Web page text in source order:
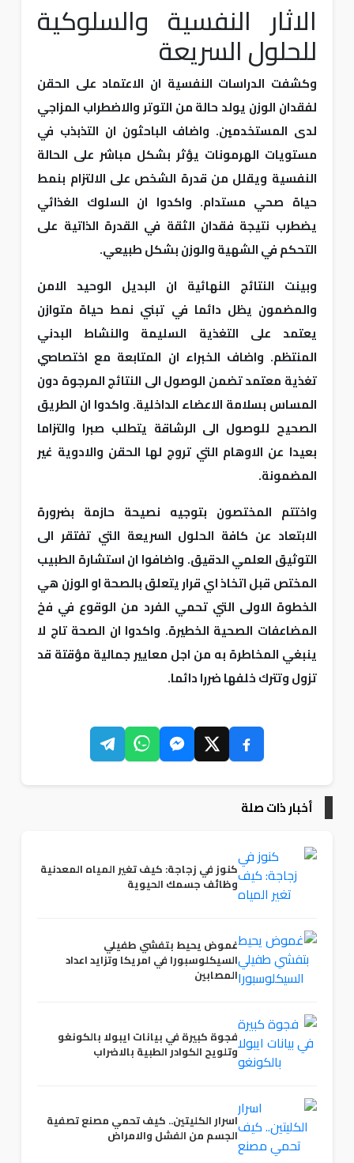
الاثار النفسية والسلوكية
للحلول السريعة
وكشفت الدراسات النفسية ان الاعتماد على الحقن
لفقدان الوزن يولد حالة من التوتر والاضطراب المزاجي
لدى المستخدمين. واضاف الباحثون ان التذبذب في
مستويات الهرمونات يؤثر بشكل مباشر على الحالة
النفسية ويقلل من قدرة الشخص على الالتزام بنمط
حياة صحي مستدام. واكدوا ان السلوك الغذائي
يضطرب نتيجة فقدان الثقة في القدرة الذاتية على
التحكم في الشهية والوزن بشكل طبيعي.
وبينت النتائج النهائية ان البديل الوحيد الامن
والمضمون يظل دائما في تبني نمط حياة متوازن
يعتمد على التغذية السليمة والنشاط البدني
المنتظم. واضاف الخبراء ان المتابعة مع اختصاصي
تغذية معتمد تضمن الوصول الى النتائج المرجوة دون
المساس بسلامة الاعضاء الداخلية. واكدوا ان الطريق
الصحيح للوصول الى الرشاقة يتطلب صبرا والتزاما
بعيدا عن الاوهام التي تروج لها الحقن والادوية غير
المضمونة.
واختتم المختصون بتوجيه نصيحة حازمة بضرورة
الابتعاد عن كافة الحلول السريعة التي تفتقر الى
التوثيق العلمي الدقيق. واضافوا ان استشارة الطبيب
المختص قبل اتخاذ اي قرار يتعلق بالصحة او الوزن هي
الخطوة الاولى التي تحمي الفرد من الوقوع في فخ
المضاعفات الصحية الخطيرة. واكدوا ان الصحة تاج لا
ينبغي المخاطرة به من اجل معايير جمالية مؤقتة قد
تزول وتترك خلفها ضررا دائما.
أخبار ذات صلة
كنوز في زجاجة: كيف تغير المياه المعدنية
وظائف جسمك الحيوية
غموض يحيط بتفشي طفيلي
السيكلوسبورا في امريكا وتزايد اعداد
المصابين
فجوة كبيرة في بيانات ايبولا بالكونغو
وتلويح الكوادر الطبية بالاضراب
اسرار الكليتين.. كيف تحمي مصنع تصفية
الجسم من الفشل والامراض